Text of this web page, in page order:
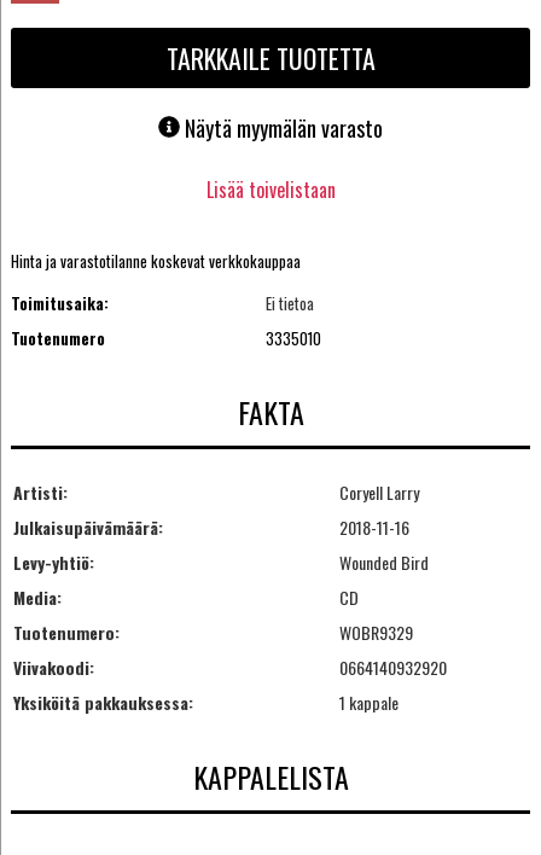
TARKKAILE TUOTETTA
Näytä myymälän varasto
Lisää toivelistaan
Hinta ja varastotilanne koskevat verkkokauppaa
Toimitusaika:
Ei tietoa
Tuotenumero
3335010
FAKTA
Artisti:
Coryell Larry
Julkaisupäivämäärä:
2018-11-16
Levy-yhtiö:
Wounded Bird
Media:
CD
Tuotenumero:
WOBR9329
Viivakoodi:
0664140932920
Yksiköitä pakkauksessa:
1 kappale
KAPPALELISTA